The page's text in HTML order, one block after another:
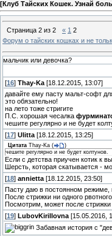
[Клуб Тайских Кошек. Узнай
Страница 2 из 2 « 1 2
Форум о тайских кошках и не
мальчик или девочка?
[16] Thay-Ka [18.12.2015, 13:07]
давайте ему пасту мальт-софт
это обязательно!
на лето тоже стригите
П.С. хорошая чесалка
чешите регулярно и не будет
[17] Ulitta [18.12.2015, 13:25]
Цитата Thay-Ka (
)
чешите регулярно и не будет колтунов.
Если с детства приучен котик к
Шерсть, которая скатывается -
[18] annietta [18.12.2015, 23:50]
Пасту даю в постоянном режиме,
После стрижки ни одного
Посмотрим, может после стрижки
[19] LubovKirillovna [15.05.2016,
Забавная история с